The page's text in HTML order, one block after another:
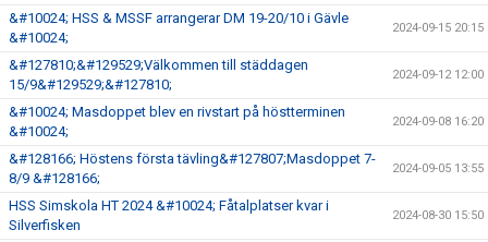
&#10024; HSS & MSSF arrangerar DM 19-20/10 i Gävle
&#10024;
2024-09-15 20:15
&#127810;&#129529;Välkommen till städdagen
15/9&#129529;&#127810;
2024-09-12 12:00
&#10024; Masdoppet blev en rivstart på höstterminen
&#10024;
2024-09-08 16:20
&#128166; Höstens första tävling&#127807;Masdoppet 7-
8/9 &#128166;
2024-09-05 13:55
HSS Simskola HT 2024 &#10024; Fåtalplatser kvar i
Silverfisken
2024-08-30 15:50